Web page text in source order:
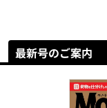
最新号のご案内